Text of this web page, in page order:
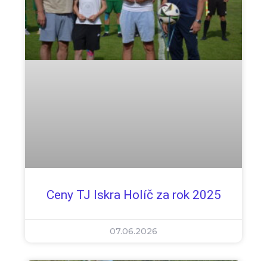
Ceny TJ Iskra Holíč za rok 2025
07.06.2026